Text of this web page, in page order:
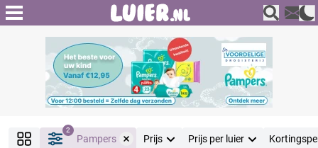
2
Pampers Prijs Prijs per luier